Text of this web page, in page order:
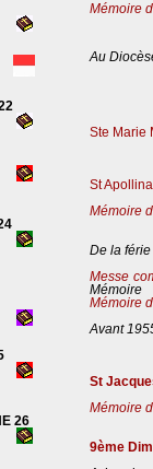
Mémoire
Au
Ste Marie
St
Mémoire
De la férie
Messe
Mémoire
Mémoire
Avant
St
Mémoire
26
9ème